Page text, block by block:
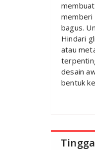
memberi
bagus.
Hindari
atau
desain
bentuk